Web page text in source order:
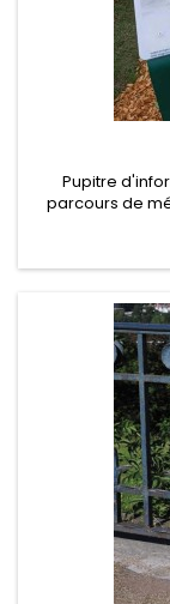
Pupitre
parcours de